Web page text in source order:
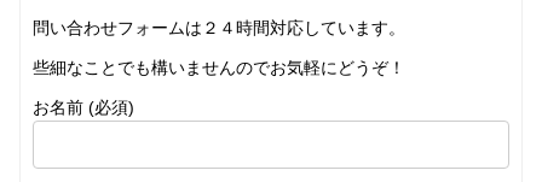
問い合わせフォームは２４時間対応しています。
些細なことでも構いませんのでお気軽にどうぞ！
お名前 (必須)